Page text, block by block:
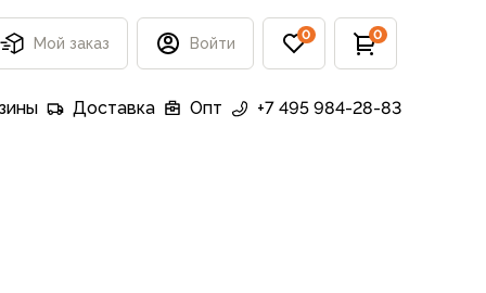
Мой заказ Войти 0 0
Доставка Опт +7 495 984-28-83